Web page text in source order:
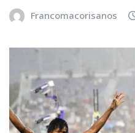
Francomacorisanos